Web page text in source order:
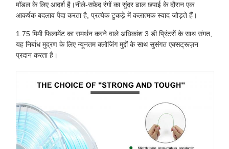
मॉडल के लिए आदर्श है।नीले-सफ़ेद रंगों का सुंदर ढाल छपाई के दौरान एक
आकर्षक बदलाव पैदा करता है, प्रत्येक टुकड़े में कलात्मक स्वाद जोड़ते हैं।
1.75 मिमी फिलामेंट का समर्थन करने वाले अधिकांश 3 डी प्रिंटरों के साथ संगत,
यह निर्बाध मुद्रण के लिए न्यूनतम क्लोजिंग मुद्दों के साथ सुसंगत एक्सट्रूज़न
प्रदान करता है।